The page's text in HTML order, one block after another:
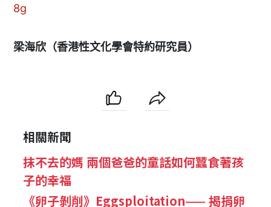
8g
梁海欣（香港性文化學會特約研究員）
相關新聞
抹不去的媽 兩個爸爸的童話如何蠶食著孩
子的幸福
《卵子剝削》Eggsploitation—— 揭捐卵